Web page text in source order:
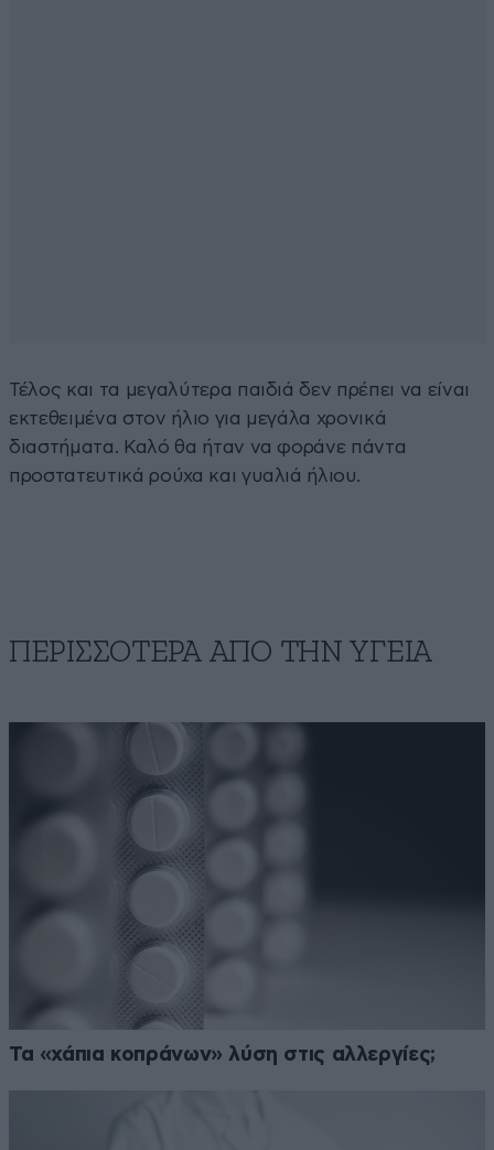
Τέλος και τα μεγαλύτερα παιδιά δεν πρέπει να είναι
εκτεθειμένα στον ήλιο για μεγάλα χρονικά
διαστήματα. Καλό θα ήταν να φοράνε πάντα
προστατευτικά ρούχα και γυαλιά ήλιου.
ΠΕΡΙΣΣΟΤΕΡΑ ΑΠΟ ΤΗΝ ΥΓΕΙΑ
Τα «χάπια κοπράνων» λύση στις αλλεργίες;